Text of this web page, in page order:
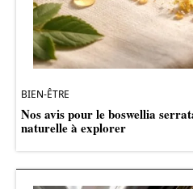
BIEN-ÊTRE
Nos avis pour le boswellia
naturelle à explorer